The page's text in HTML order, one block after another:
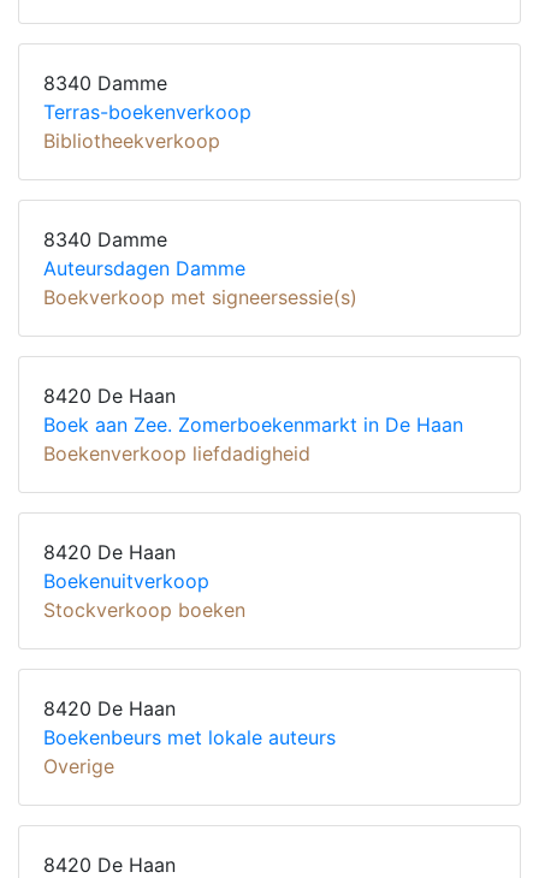
8340 Damme
Terras-boekenverkoop
Bibliotheekverkoop
8340 Damme
Auteursdagen Damme
Boekverkoop met signeersessie(s)
8420 De Haan
Boek aan Zee. Zomerboekenmarkt in De Haan
Boekenverkoop liefdadigheid
8420 De Haan
Boekenuitverkoop
Stockverkoop boeken
8420 De Haan
Boekenbeurs met lokale auteurs
Overige
8420 De Haan